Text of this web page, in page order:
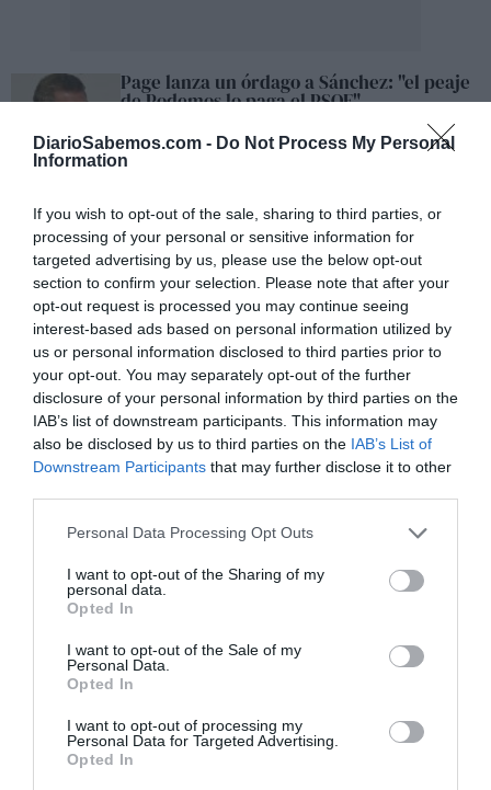
DiarioSabemos.com - Do Not Process My Personal
Information
If you wish to opt-out of the sale, sharing to third parties, or
processing of your personal or sensitive information for
targeted advertising by us, please use the below opt-out
section to confirm your selection. Please note that after your
opt-out request is processed you may continue seeing
interest-based ads based on personal information utilized by
us or personal information disclosed to third parties prior to
your opt-out. You may separately opt-out of the further
disclosure of your personal information by third parties on the
IAB’s list of downstream participants. This information may
also be disclosed by us to third parties on the IAB’s List of
Downstream Participants that may further disclose it to other
Personal Data Processing Opt Outs
I want to opt-out of the Sharing of my
personal data.
Opted In
I want to opt-out of the Sale of my
Personal Data.
Opted In
I want to opt-out of processing my
Personal Data for Targeted Advertising.
Opted In
Page lanza un órdago a Sánchez: "el peaje
de Podemos lo paga el PSOE"
No es un secreto que el presidente de Castilla-La
Mancha, Emiliano García-Page, no ha apoyado ni
pública ni privadamente la política de pactos de Pedro
el presidente castellanomanchego afirmó que "el...
Sólo Page hace un amago de crítica a
Sánchez
SANTIAGO APARICIO26/07/2022
No se sabe muy bien para qué han acudido los
miembros del Comité Federal a la sede del PSOE en la
calle Ferraz de Madrid. Alguno habrá que aprovechó
para quitarse a la familia de encima un día. Otros igual
querían hacer compras en El corte inglés porque en
su...
Un Sánchez crecido quiere cargarse a
García-Page
SANTIAGO APARICIO17/07/2022
Han tomado la decisión en Moncloa. Tras el subidón
emocional que ha tenido el presidente del Gobierno
tras el debate sobre el estado de la nación, se ha
Emiliano García-Page. Algo que ya tenía en mente y que
ha intentado realizar de...
Todo el mundo se pregunta: “¿Quién
asesora a Sánchez?”
SANTIAGO APARICIO
preguntarse: “¿Quién asesora a Sánchez?”. Su confianza
en “su” presidente del Gobierno es férrea pero
entienden que, en parte, tiene al enemigo en casa.
Cuando al camarlengo monclovita, Iván Redondo, le
pérdida. Pensaban, con acierto,...